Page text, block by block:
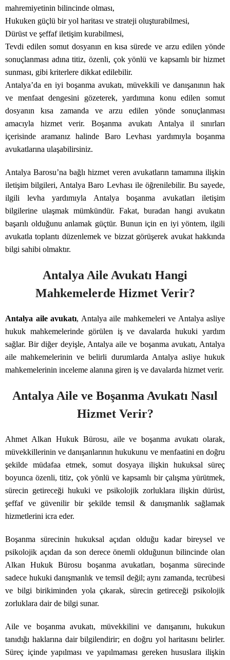
mahremiyetinin bilincinde olması,
Hukuken güçlü bir yol haritası ve strateji oluşturabilmesi,
Dürüst ve şeffaf iletişim kurabilmesi,
Tevdi edilen somut dosyanın en kısa sürede ve arzu edilen yönde
sonuçlanması adına titiz, özenli, çok yönlü ve kapsamlı bir hizmet
sunması, gibi kriterlere dikkat edilebilir.
Antalya’da en iyi boşanma avukatı, müvekkili ve danışanının hak
ve menfaat dengesini gözeterek, yardımına konu edilen somut
dosyanın kısa zamanda ve arzu edilen yönde sonuçlanması
amacıyla hizmet verir. Boşanma avukatı Antalya il sınırları
içerisinde aramanız halinde Baro Levhası yardımıyla boşanma
avukatlarına ulaşabilirsiniz.
Antalya Barosu’na bağlı hizmet veren avukatların tamamına ilişkin
iletişim bilgileri, Antalya Baro Levhası ile öğrenilebilir. Bu sayede,
ilgili levha yardımıyla Antalya boşanma avukatları iletişim
bilgilerine ulaşmak mümkündür. Fakat, buradan hangi avukatın
başarılı olduğunu anlamak güçtür. Bunun için en iyi yöntem, ilgili
avukatla toplantı düzenlemek ve bizzat görüşerek avukat hakkında
bilgi sahibi olmaktır.
Antalya Aile Avukatı Hangi
Mahkemelerde Hizmet Verir?
Antalya aile avukatı, Antalya aile mahkemeleri ve Antalya asliye
hukuk mahkemelerinde görülen iş ve davalarda hukuki yardım
sağlar. Bir diğer deyişle, Antalya aile ve boşanma avukatı, Antalya
aile mahkemelerinin ve belirli durumlarda Antalya asliye hukuk
mahkemelerinin inceleme alanına giren iş ve davalarda hizmet verir.
Antalya Aile ve Boşanma Avukatı Nasıl
Hizmet Verir?
Ahmet Alkan Hukuk Bürosu, aile ve boşanma avukatı olarak,
müvekkillerinin ve danışanlarının hukukunu ve menfaatini en doğru
şekilde müdafaa etmek, somut dosyaya ilişkin hukuksal süreç
boyunca özenli, titiz, çok yönlü ve kapsamlı bir çalışma yürütmek,
sürecin getireceği hukuki ve psikolojik zorluklara ilişkin dürüst,
şeffaf ve güvenilir bir şekilde temsil & danışmanlık sağlamak
hizmetlerini icra eder.
Boşanma sürecinin hukuksal açıdan olduğu kadar bireysel ve
psikolojik açıdan da son derece önemli olduğunun bilincinde olan
Alkan Hukuk Bürosu boşanma avukatları, boşanma sürecinde
sadece hukuki danışmanlık ve temsil değil; aynı zamanda, tecrübesi
ve bilgi birikiminden yola çıkarak, sürecin getireceği psikolojik
zorluklara dair de bilgi sunar.
Aile ve boşanma avukatı, müvekkilini ve danışanını, hukukun
tanıdığı haklarına dair bilgilendirir; en doğru yol haritasını belirler.
Süreç içinde yapılması ve yapılmaması gereken hususlara ilişkin